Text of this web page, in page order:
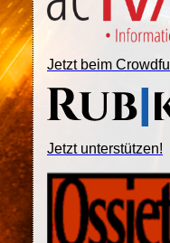
Jetzt beim
Jetzt unterstützen!